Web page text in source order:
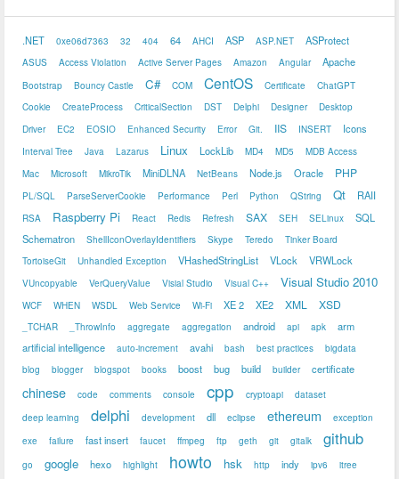
.NET 0xe06d7363 32 404 64 AHCI ASP ASP.NET ASProtect
ASUS Access Violation Active Server Pages Amazon Angular Apache
Bootstrap Bouncy Castle C# COM CentOS Certificate
ChatGPT
Cookie
CreateProcess CriticalSection DST Delphi Designer
Desktop
Driver
EC2 EOSIO Enhanced Security Error Git. IIS INSERT Icons
Interval Tree Java Lazarus Linux LockLib MD4 MD5
MDB Access
Mac
Microsoft MikroTik MiniDLNA NetBeans Node.js Oracle PHP
PL/SQL ParseServerCookie Performance Perl Python QString Qt RAII
RSA Raspberry Pi React Redis Refresh SAX SEH SELinux
SQL
Schematron
ShellIconOverlayIdentifiers Skype Teredo
Tinker Board
TortoiseGit
Unhandled Exception VHashedStringList VLock VRWLock
VUncopyable VerQueryValue Visial Studio Visual C++ Visual Studio 2010
WCF WHEN WSDL Web Service Wi-Fi XE 2 XE2 XML XSD
_TCHAR _ThrowInfo aggregate aggregation android api apk
arm
artificial intelligence
auto-increment avahi bash best practices
bigdata
blog
blogger blogspot books boost bug build builder certificate
chinese code comments console cpp cryptoapi
dataset
deep learning
delphi development dll eclipse ethereum
exception
exe
failure fast insert faucet ffmpeg ftp geth git gitalk github
go google hexo highlight howto hsk http indy ipv6 itree